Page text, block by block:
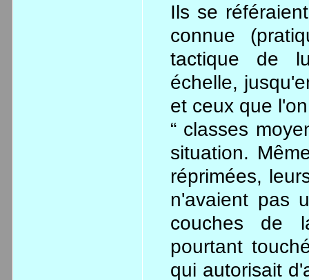
Ils se
connue
tactique de
échelle,
et ceux que
“ classes
situation.
réprimées,
n'avaient pas
couches de
pourtant
qui autorisait